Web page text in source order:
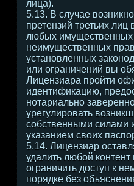
лица).
5.13. В случае
претензий третьих
любых имущественных
неимущественных
установленных
или ограничений вы
Лицензиара пройти
идентификацию,
нотариально
урегулировать
собственными силами
указанием своих
5.14. Лицензиар
удалить любой
ограничить доступ к
порядке без